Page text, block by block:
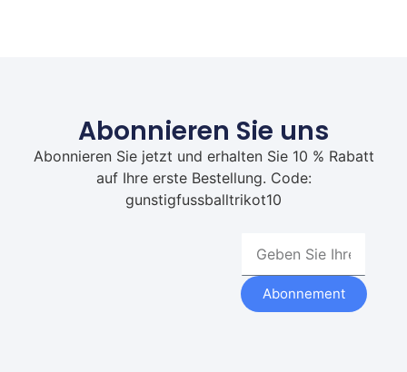
Abonnieren Sie uns
Abonnieren Sie jetzt und erhalten Sie 10 % Rabatt
auf Ihre erste Bestellung. Code:
gunstigfussballtrikot10
Abonnement